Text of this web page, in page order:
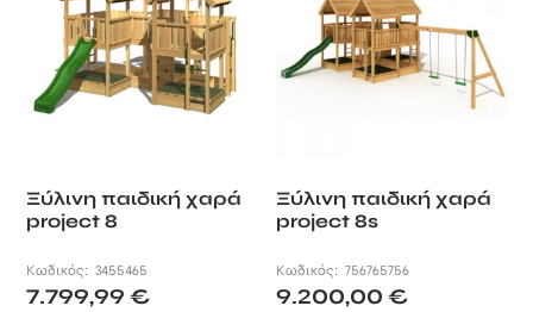
Ξύλινη παιδική χαρά
project 8
Κωδικός:3455465
7.799,99€
Ξύλινη παιδική χαρά
project 8s
Κωδικός:756765756
9.200,00€